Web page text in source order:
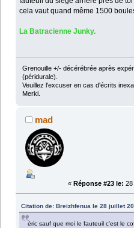
cela vaut quand même 1500
La Batracienne Junky.
Grenouille +/- décérébrée après
(péridurale).
Veuillez l'excuser en cas d'écrits
Merki.
mad
« Réponse #23 le: 28
Citation de: Breizhfenua le 28 juillet
éric sauf que moi le fauteuil c'est le